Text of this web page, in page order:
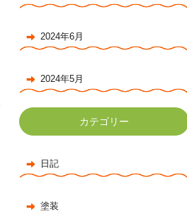
2024年6月
2024年5月
カテゴリー
日記
塗装